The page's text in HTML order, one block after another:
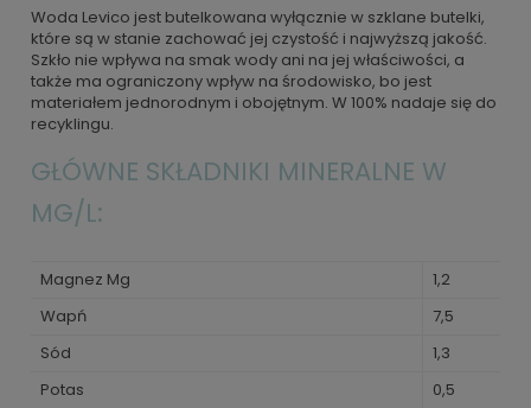
Woda Levico jest butelkowana wyłącznie w szklane butelki,
które są w stanie zachować jej czystość i najwyższą jakość.
Szkło nie wpływa na smak wody ani na jej właściwości, a
także ma ograniczony wpływ na środowisko, bo jest
materiałem jednorodnym i obojętnym. W 100% nadaje się do
recyklingu.
GŁÓWNE SKŁADNIKI MINERALNE W
MG/L:
Magnez Mg
1,2
Wapń
7,5
Sód
1,3
Potas
0,5